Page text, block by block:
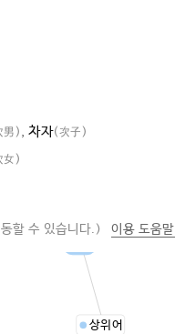
男) , 차자(次子)
女)
할 수 있습니다.) 이용 도움
상위어